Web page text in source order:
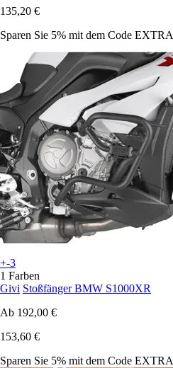
135,20 €
Sparen Sie 5% mit dem Code EXTRA
+-3
1 Farben
Givi Stoßfänger BMW S1000XR
Ab 192,00 €
153,60 €
Sparen Sie 5% mit dem Code EXTRA